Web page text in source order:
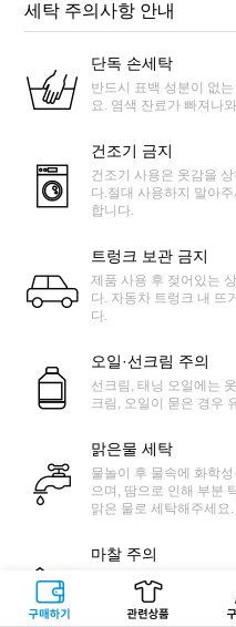
구매하기 관련상품
세탁 주의사항 안내
단독 손세탁
반드시 표백 성분이 없
요. 염색 잔료가 빠져나
건조기 금지
건조기 사용은 옷감을
다.절대 사용하지 말아
합니다.
트렁크 보관 금지
제품 사용 후 젖어있는
다. 자동차 트렁크 내 뜨
다.
오일·선크림 주의
선크림, 태닝 오일에는
크림, 오일이 묻은 경우
맑은물 세탁
물놀이 후 물속에 화학
으며, 땀으로 인해 부분
맑은 물로 세탁해주세요.
마찰 주의
워터파크에 있는 미끄
여 옷감이 상하거나 보